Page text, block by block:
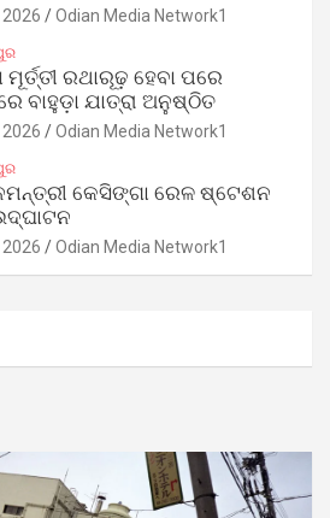
Odian Media Network1
ମୂର୍ତ୍ତୀ ରଥାରୂଢ଼ ହେବା ପରେ
ବାହୁଡ଼ା ଯାତ୍ରା ଅନୁଷ୍ଠିତ
Odian Media Network1
କେସିଙ୍ଗା ରେଳ ଷ୍ଟେଶନ
Odian Media Network1